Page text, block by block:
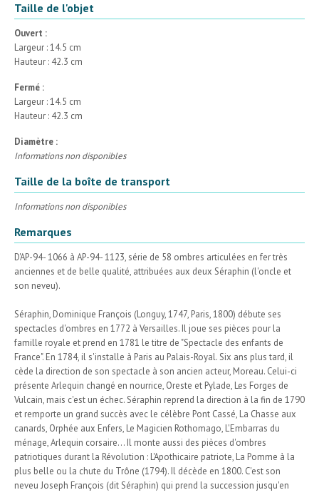
Taille de l'objet
Ouvert :
Largeur : 14.5 cm
Hauteur : 42.3 cm
Fermé :
Largeur : 14.5 cm
Hauteur : 42.3 cm
Diamètre :
Informations non disponibles
Taille de la boîte de transport
Informations non disponibles
Remarques
D'AP-94- 1066 à AP-94- 1123, série de 58 ombres articulées en fer très
anciennes et de belle qualité, attribuées aux deux Séraphin (l'oncle et
son neveu).
Séraphin, Dominique François (Longuy, 1747, Paris, 1800) débute ses
spectacles d'ombres en 1772 à Versailles. Il joue ses pièces pour la
famille royale et prend en 1781 le titre de "Spectacle des enfants de
France". En 1784, il s'installe à Paris au Palais-Royal. Six ans plus tard, il
cède la direction de son spectacle à son ancien acteur, Moreau. Celui-ci
présente Arlequin changé en nourrice, Oreste et Pylade, Les Forges de
Vulcain, mais c'est un échec. Séraphin reprend la direction à la fin de 1790
et remporte un grand succès avec le célèbre Pont Cassé, La Chasse aux
canards, Orphée aux Enfers, Le Magicien Rothomago, L'Embarras du
ménage, Arlequin corsaire... Il monte aussi des pièces d'ombres
patriotiques durant la Révolution : L'Apothicaire patriote, La Pomme à la
plus belle ou la chute du Trône (1794). Il décède en 1800. C'est son
neveu Joseph François (dit Séraphin) qui prend la succession jusqu'en